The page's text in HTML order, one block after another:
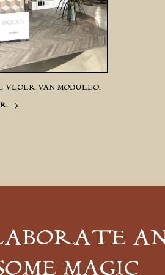
VLOER VAN MODULEO.
MAGIC